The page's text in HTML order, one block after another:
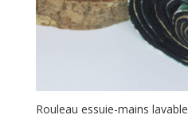
Rouleau essuie-mains lavable